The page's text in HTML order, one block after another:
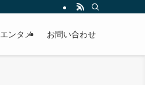
エンタメ お問い合わせ